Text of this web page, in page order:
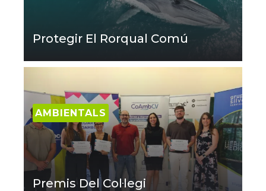
Protegir El Rorqual Comú
AMBIENTALS
Premis Del Col·legi